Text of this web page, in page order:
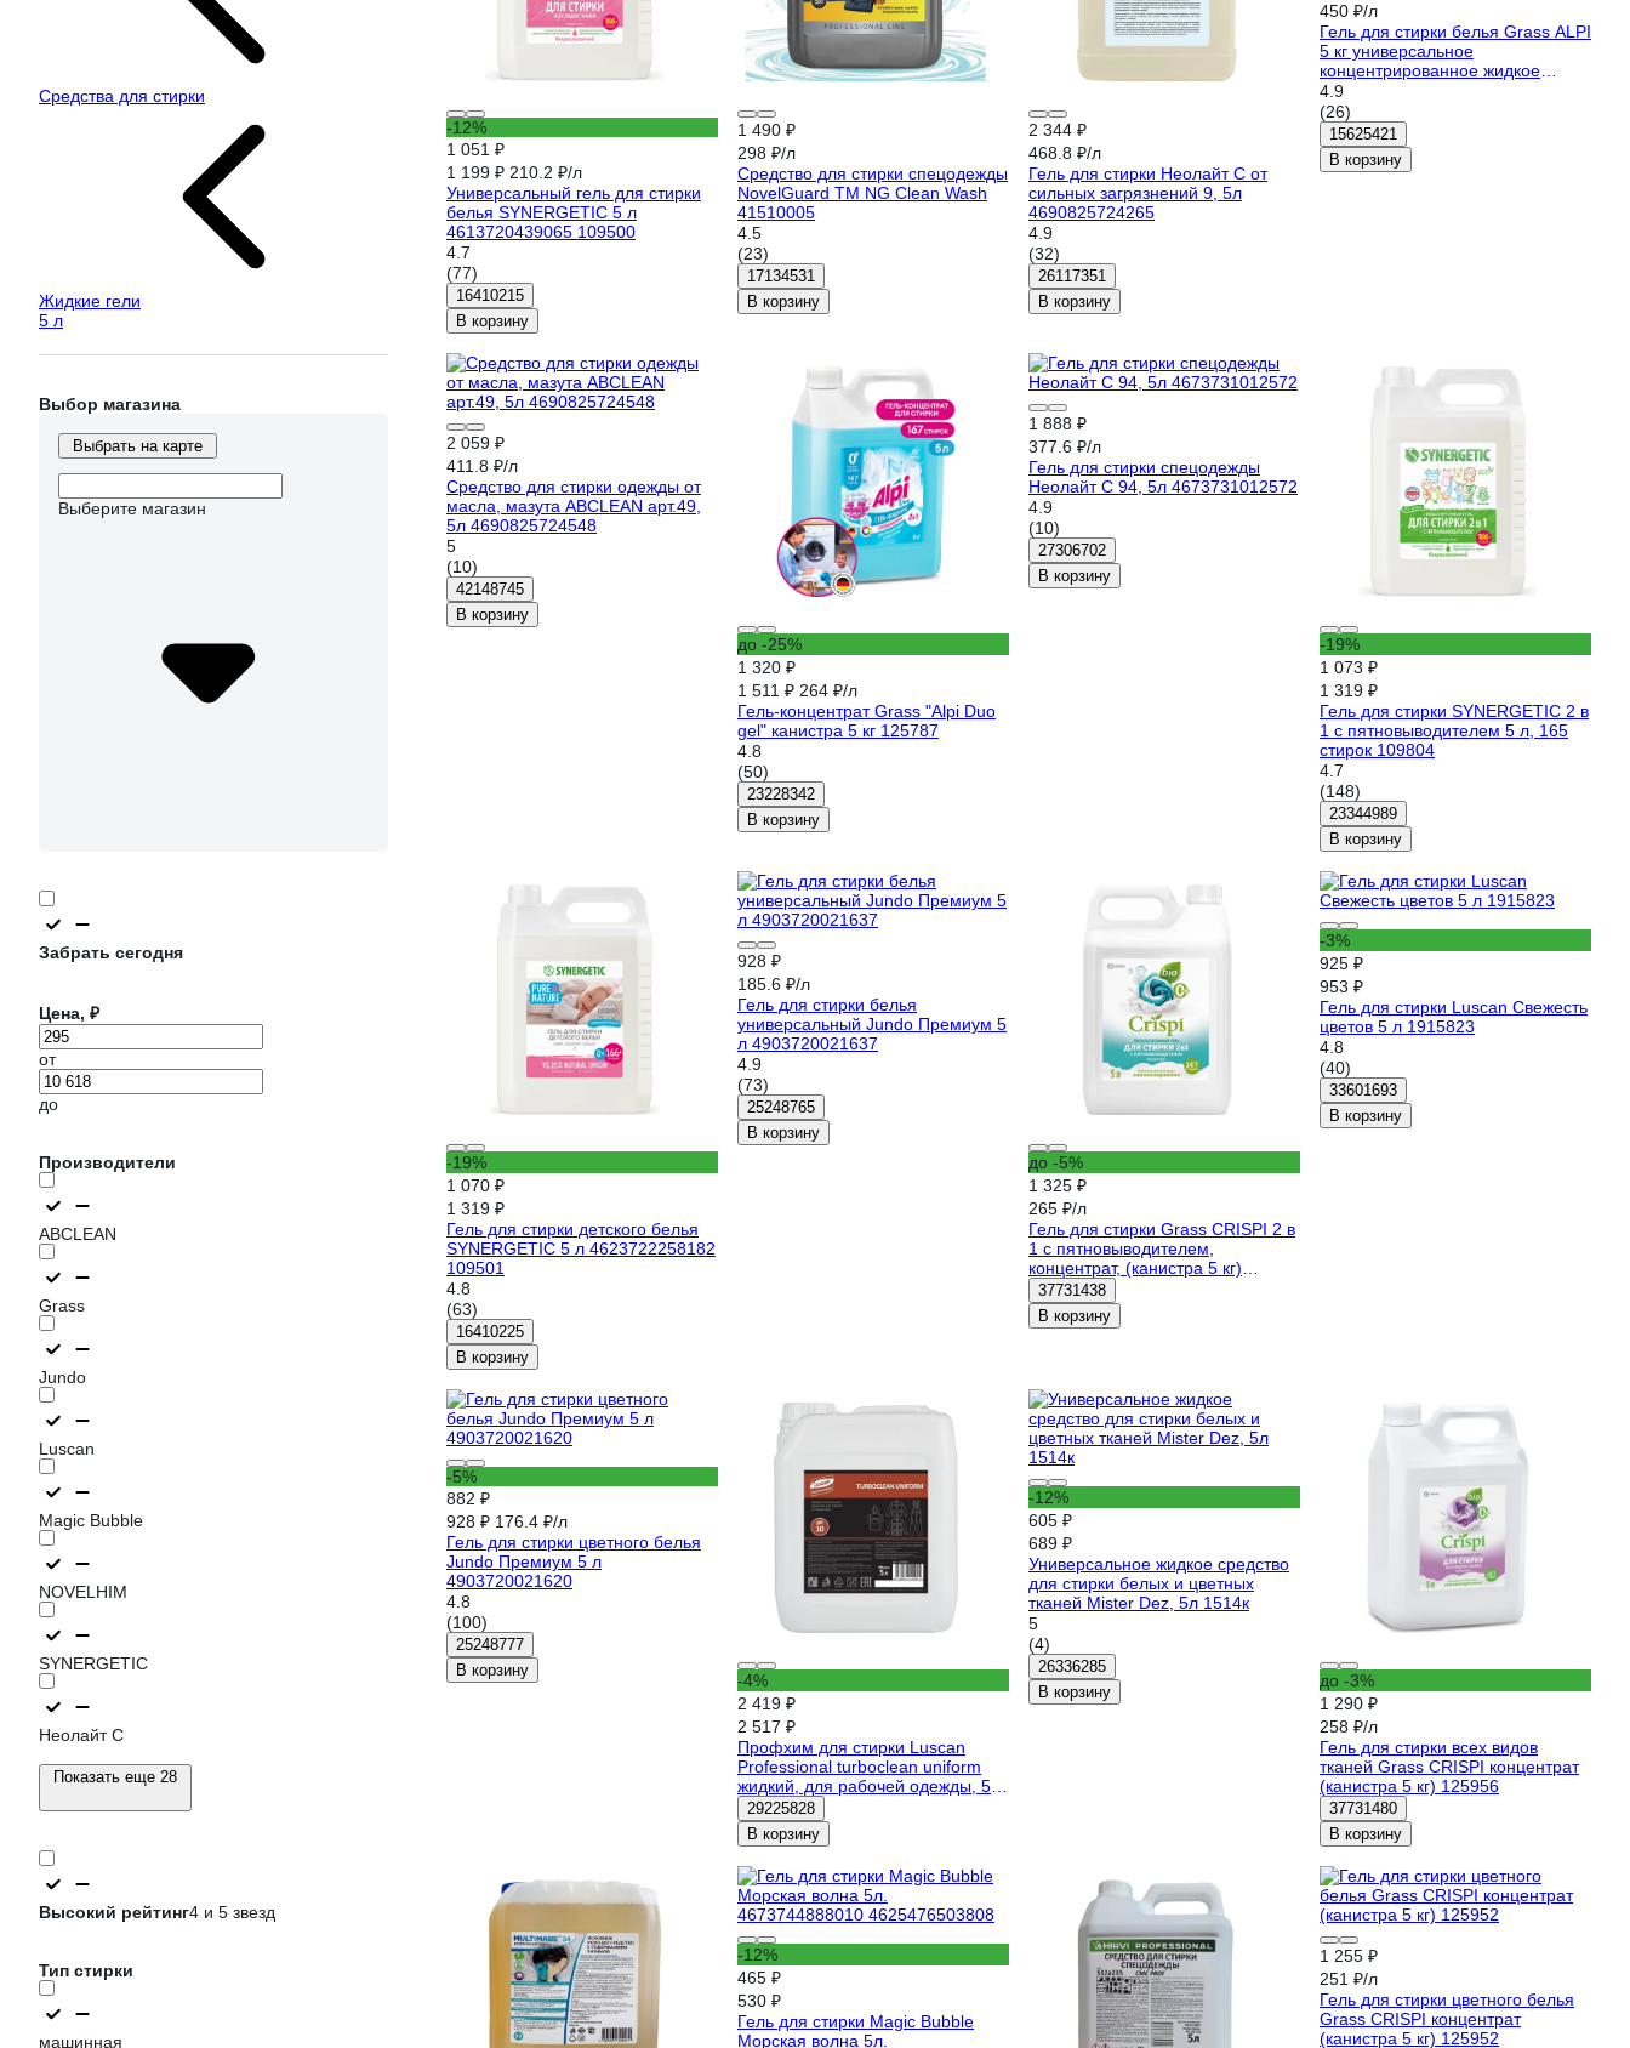
Средства для стирки
Жидкие гели
5 л
Выбор магазина
Выбрать на карте
Выберите магазин
Забрать сегодня
Цена, ₽
от
до
Производители
ABCLEAN
Grass
Jundo
Luscan
Magic Bubble
NOVELHIM
SYNERGETIC
Неолайт С
Показать еще 28
Высокий рейтинг4 и 5 звезд
Тип стирки
машинная
-12%
1 051 ₽
1 199 ₽ 210.2 ₽/л
Универсальный гель для стирки
белья SYNERGETIC 5 л
4613720439065 109500
4.7
(77)
16410215
В корзину
1 490 ₽
298 ₽/л
Средство для стирки спецодежды
NovelGuard ТМ NG Clean Wash
41510005
4.5
(23)
17134531
В корзину
2 344 ₽
468.8 ₽/л
Гель для стирки Неолайт С от
сильных загрязнений 9, 5л
4690825724265
4.9
(32)
26117351
В корзину
450 ₽/л
Гель для стирки белья Grass ALPI
5 кг универсальное
концентрированное жидкое
средство для цветных вещей
125186
4.9
(26)
15625421
В корзину
2 059 ₽
411.8 ₽/л
Средство для стирки одежды от
масла, мазута ABCLEAN арт.49,
5л 4690825724548
5
(10)
42148745
В корзину
до -25%
1 320 ₽
1 511 ₽ 264 ₽/л
Гель-концентрат Grass "Alpi Duo
gel" канистра 5 кг 125787
4.8
(50)
23228342
В корзину
1 888 ₽
377.6 ₽/л
Гель для стирки спецодежды
Неолайт С 94, 5л 4673731012572
4.9
(10)
27306702
В корзину
-19%
1 073 ₽
1 319 ₽
Гель для стирки SYNERGETIC 2 в
1 c пятновыводителем 5 л, 165
стирок 109804
4.7
(148)
23344989
В корзину
-19%
1 070 ₽
1 319 ₽
Гель для стирки детского белья
SYNERGETIC 5 л 4623722258182
109501
4.8
(63)
16410225
В корзину
928 ₽
185.6 ₽/л
Гель для стирки белья
универсальный Jundo Премиум 5
л 4903720021637
4.9
(73)
25248765
В корзину
до -5%
1 325 ₽
265 ₽/л
Гель для стирки Grass CRISPI 2 в
1 с пятновыводителем,
концентрат, (канистра 5 кг)
125951
37731438
В корзину
-3%
925 ₽
953 ₽
Гель для стирки Luscan Свежесть
цветов 5 л 1915823
4.8
(40)
33601693
В корзину
-5%
882 ₽
928 ₽ 176.4 ₽/л
Гель для стирки цветного белья
Jundo Премиум 5 л
4903720021620
4.8
(100)
25248777
В корзину
-4%
2 419 ₽
2 517 ₽
Профхим для стирки Luscan
Professional turboclean uniform
жидкий, для рабочей одежды, 5 л
1850893
29225828
В корзину
-12%
605 ₽
689 ₽
Универсальное жидкое средство
для стирки белых и цветных
тканей Mister Dez, 5л 1514к
5
(4)
26336285
В корзину
до -3%
1 290 ₽
258 ₽/л
Гель для стирки всех видов
тканей Grass CRISPI концентрат
(канистра 5 кг) 125956
37731480
В корзину
-12%
465 ₽
530 ₽
Гель для стирки Magic Bubble
Морская волна 5л.
1 255 ₽
251 ₽/л
Гель для стирки цветного белья
Grass CRISPI концентрат
(канистра 5 кг) 125952